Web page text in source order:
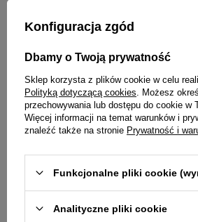
Sprawdź jaki wybrać rozmiar
DODAJ DO
Szybkie zakupy 1-
Konfiguracja zgód
Dbamy o Twoją prywatność
Sklep korzysta z plików cookie w celu
Polityką dotyczącą cookies . Możesz
przechowywania lub dostępu do cookie w
Więcej informacji na temat warunków i
znaleźć także na stronie Prywatność i
Funkcjonalne pliki cookie
Analityczne pliki cookie